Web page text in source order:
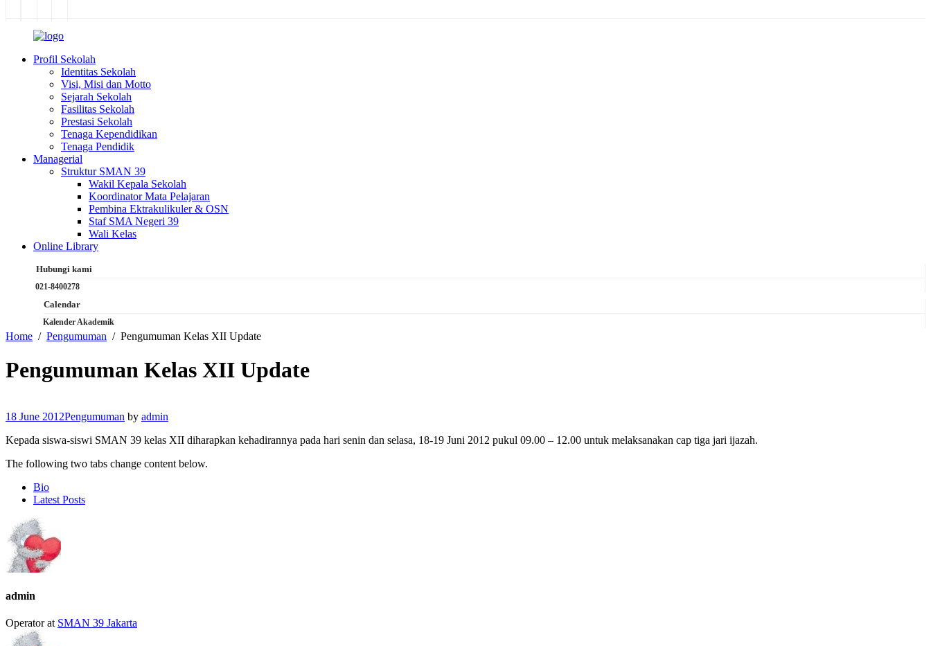
Profil Sekolah
Identitas Sekolah
Visi, Misi dan Motto
Sejarah Sekolah
Fasilitas Sekolah
Prestasi Sekolah
Tenaga Kependidikan
Tenaga Pendidik
Managerial
Struktur SMAN 39
Wakil Kepala Sekolah
Koordinator Mata Pelajaran
Pembina Ektrakulikuler & OSN
Staf SMA Negeri 39
Wali Kelas
Online Library
Hubungi kami
021-8400278
Calendar
Kalender Akademik
Home Pengumuman Pengumuman Kelas XII Update
Pengumuman Kelas XII Update
18 June 2012Pengumuman by admin
Kepada siswa-siswi SMAN 39 kelas XII diharapkan kehadirannya pada hari senin dan selasa, 18-19 Juni 2012 pukul 09.00 – 12.00 untuk melaksanakan cap tiga jari ijazah.
The following two tabs change content below.
Bio
Latest Posts
admin
Operatorat SMAN 39 Jakarta